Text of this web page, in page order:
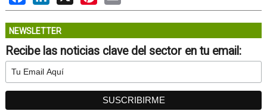
NEWSLETTER
Recibe las noticias clave del sector en tu email: